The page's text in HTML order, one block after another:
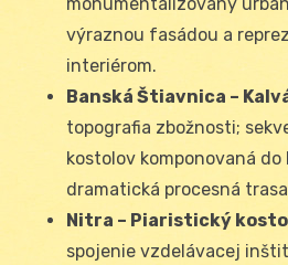
výraznou fasádou a
interiérom.
Banská Štiavnica –
topografia zbožnosti;
kostolov komponovaná do
dramatická procesná
Nitra – Piaristický
spojenie vzdelávacej